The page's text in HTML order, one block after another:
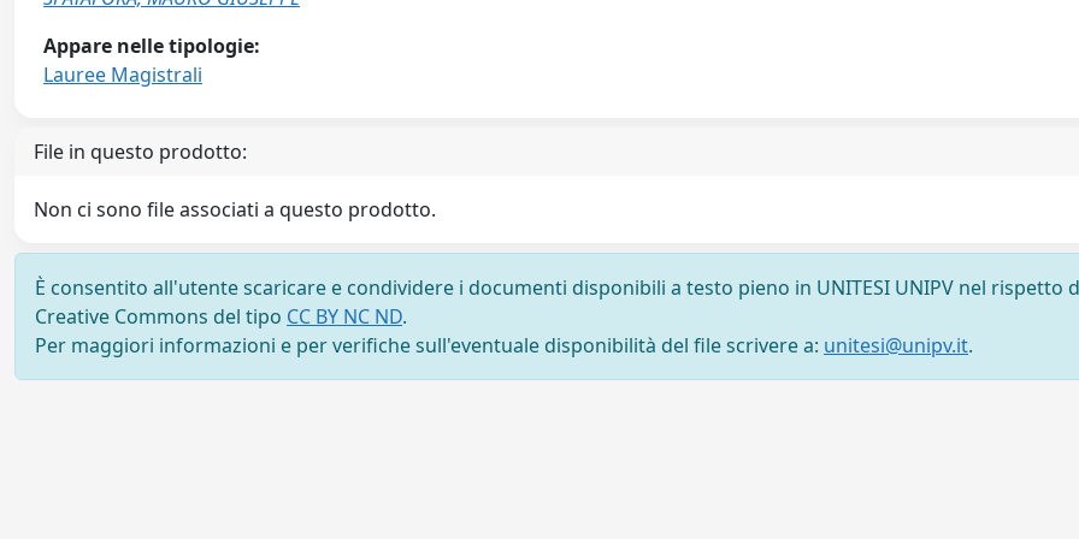
Appare nelle tipologie:
Lauree Magistrali
File in questo prodotto:
Non ci sono file associati a questo prodotto.
È consentito all'utente scaricare e condividere i documenti disponibili a testo pieno in UNITESI UNIPV nel rispetto
Creative Commons del tipo CC BY NC ND.
Per maggiori informazioni e per verifiche sull'eventuale disponibilità del file scrivere a: unitesi@unipv.it.